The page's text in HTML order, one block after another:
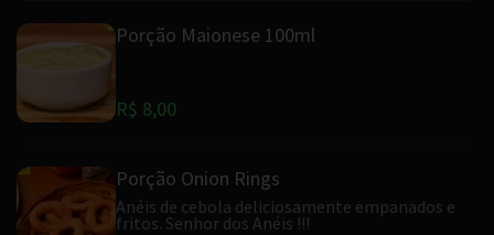
Porção Maionese 100ml
R$ 8,00
Porção Onion Rings
Anéis de cebola deliciosamente empanados e
fritos. Senhor dos Anéis !!!